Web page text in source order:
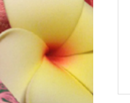
を求めている